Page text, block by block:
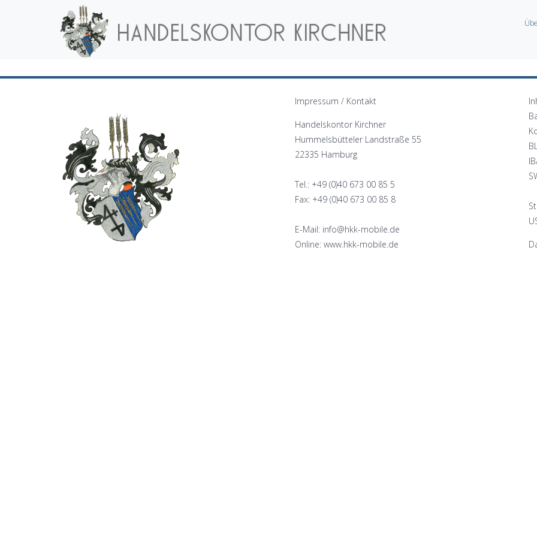
Impressum / Kontakt
Handelskontor Kirchner
Hummelsbütteler Landstraße 55
22335 Hamburg
Tel.: +49 (0)40 673 00 85 5
Fax: +49 (0)40 673 00 85 8
E-Mail: info@hkk-mobile.de
Online: www.hkk-mobile.de